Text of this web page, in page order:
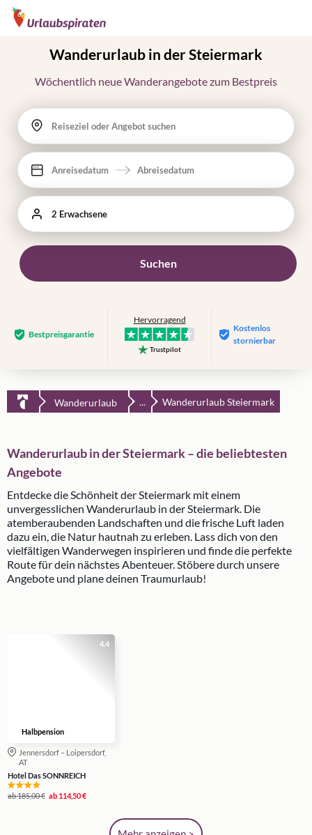
Wanderurlaub in der Steiermark
Wöchentlich neue Wanderangebote zum Bestpreis
Reiseziel oder Angebot suchen
Anreisedatum Abreisedatum
2 Erwachsene
Suchen
Bestpreis­garantie
Hervorragend
Trustpilot
Kostenlos
stornierbar
Wanderurlaub ... Wanderurlaub Steiermark
Wanderurlaub in der Steiermark – die beliebtesten
Angebote
Entdecke die Schönheit der Steiermark mit einem
unvergesslichen Wanderurlaub in der Steiermark. Die
atemberaubenden Landschaften und die frische Luft laden
dazu ein, die Natur hautnah zu erleben. Lass dich von den
vielfältigen Wanderwegen inspirieren und finde die perfekte
Route für dein nächstes Abenteuer. Stöbere durch unsere
Angebote und plane deinen Traumurlaub!
4.4
Halbpension
Jennersdorf – Loipersdorf,
AT
Hotel Das SONNREICH
ab185,00 € ab 114,50 €